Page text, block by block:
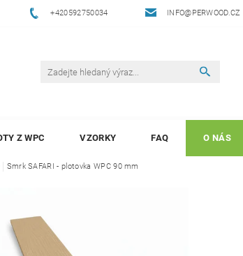
+420592750034 INFO@PERWOOD.CZ
Z WPC VZORKY FAQ O NÁS
Smrk SAFARI - plotovka WPC 90 mm